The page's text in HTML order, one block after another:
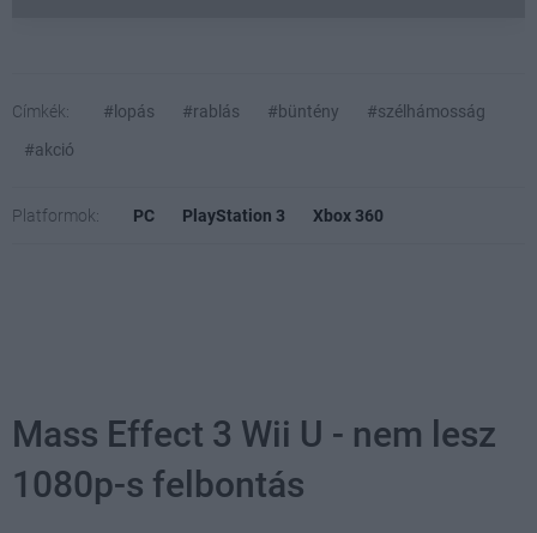
Címkék: #lopás #rablás #büntény
#szélhámosság
#akció
Platformok: PC PlayStation 3 Xbox 360
Mass Effect 3 Wii U - nem lesz
1080p-s felbontás